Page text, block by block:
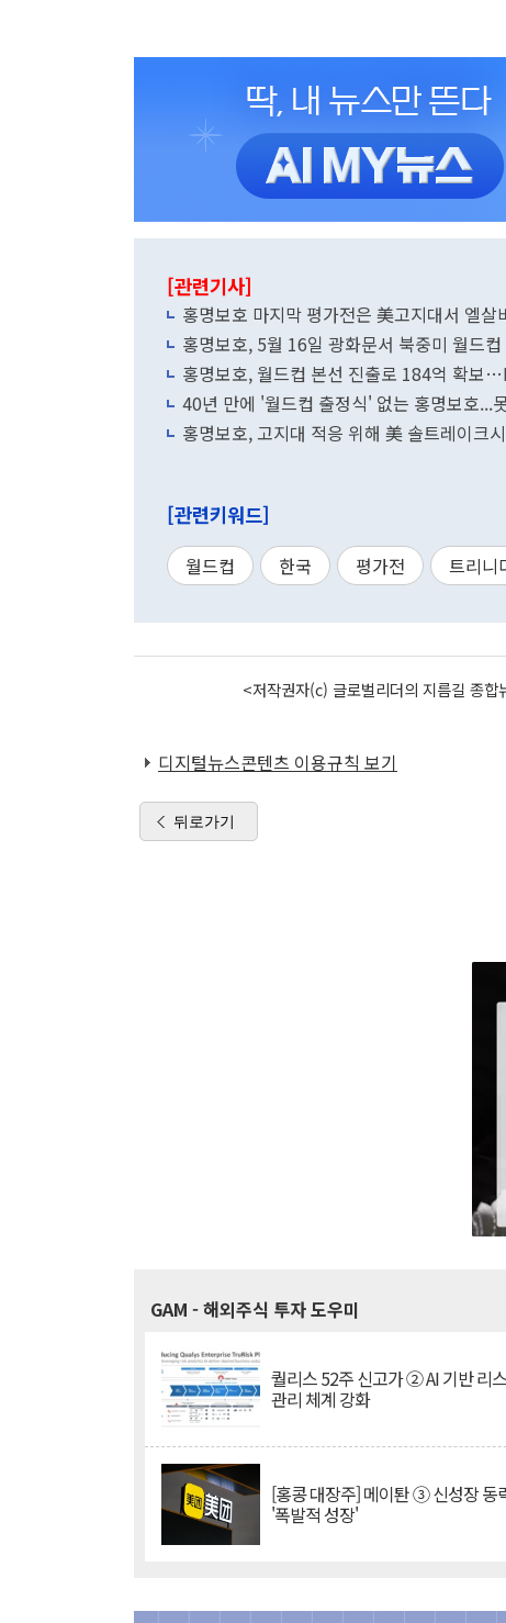
[관련기사]
홍명보호 마지막 평가전은 美고지대서 엘살
홍명보호, 5월 16일 광화문서 북중미 월드
홍명보호, 월드컵 본선 진출로 184억 확보
40년 만에 '월드컵 출정식' 없는 홍명보호...
홍명보호, 고지대 적응 위해 美 솔트레이크
[관련키워드]
월드컵 한국 평가전 트리니
<저작권자(c) 글로벌리더의 지름길 종
디지털뉴스콘텐츠 이용규칙 보기
뒤로가기
GAM - 해외주식 투자 도우미
퀄리스 52주 신고가 ② AI 기반 리
관리 체계 강화
[홍콩 대장주] 메이퇀 ③ 신성장 동
'폭발적 성장'